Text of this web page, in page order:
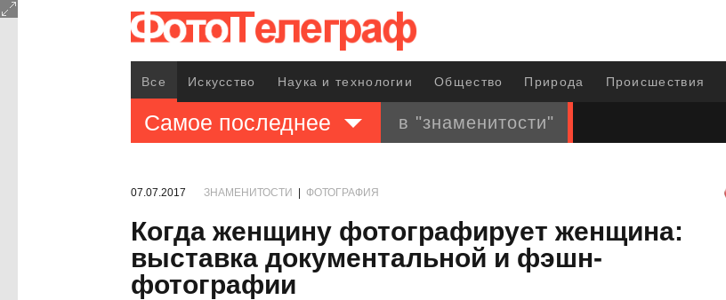
Все Искусство Наука и технологии Общество Природа Происшествия
Самое последнее в "знаменитости"
07.07.2017 ЗНАМЕНИТОСТИ ФОТОГРАФИЯ
Когда женщину фотографирует женщина:
выставка документальной и фэшн-
фотографии